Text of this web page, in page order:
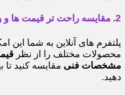
2. مقایسه راحت تر قیمت ها و ویژگی ها
پلتفرم های آنلاین به شما این
محصولات مختلف را از نظر
مشخصات فنی مقایسه کنید تا
دهید.